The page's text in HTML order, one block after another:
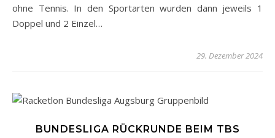
ohne Tennis. In den Sportarten wurden dann jeweils 1
Doppel und 2 Einzel…
29. Dezember 2024
BUNDESLIGA RÜCKRUNDE BEIM TBS